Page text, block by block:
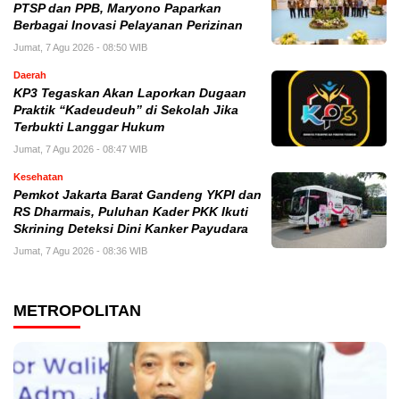
PTSP dan PPB, Maryono Paparkan
Berbagai Inovasi Pelayanan Perizinan
Jumat, 7 Agu 2026 - 08:50 WIB
Daerah
KP3 Tegaskan Akan Laporkan Dugaan
Praktik “Kadeudeuh” di Sekolah Jika
Terbukti Langgar Hukum
Jumat, 7 Agu 2026 - 08:47 WIB
Kesehatan
Pemkot Jakarta Barat Gandeng YKPI dan
RS Dharmais, Puluhan Kader PKK Ikuti
Skrining Deteksi Dini Kanker Payudara
Jumat, 7 Agu 2026 - 08:36 WIB
METROPOLITAN